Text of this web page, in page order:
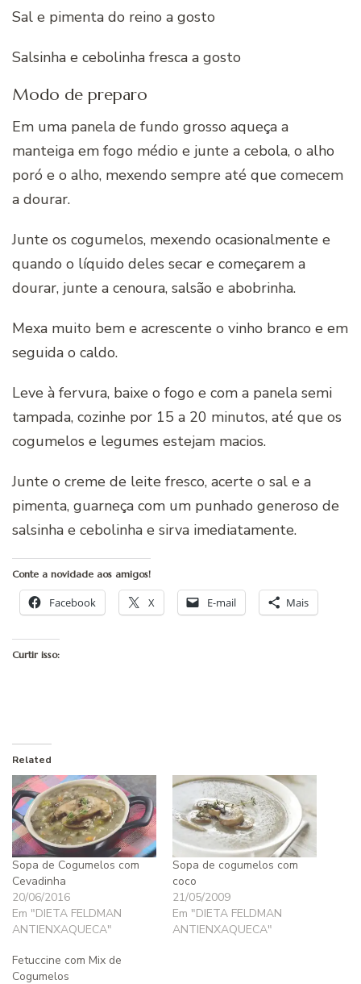
Sal e pimenta do reino a gosto
Salsinha e cebolinha fresca a gosto
Modo de preparo
Em uma panela de fundo grosso aqueça a
manteiga em fogo médio e junte a cebola, o alho
poró e o alho, mexendo sempre até que comecem
a dourar.
Junte os cogumelos, mexendo ocasionalmente e
quando o líquido deles secar e começarem a
dourar, junte a cenoura, salsão e abobrinha.
Mexa muito bem e acrescente o vinho branco e em
seguida o caldo.
Leve à fervura, baixe o fogo e com a panela semi
tampada, cozinhe por 15 a 20 minutos, até que os
cogumelos e legumes estejam macios.
Junte o creme de leite fresco, acerte o sal e a
pimenta, guarneça com um punhado generoso de
salsinha e cebolinha e sirva imediatamente.
Conte a novidade aos amigos!
Facebook X E-mail Mais
Curtir isso:
Related
Sopa de Cogumelos com
Cevadinha
20/06/2016
Em "DIETA FELDMAN
ANTIENXAQUECA"
Sopa de cogumelos com
coco
21/05/2009
Em "DIETA FELDMAN
ANTIENXAQUECA"
Fetuccine com Mix de
Cogumelos